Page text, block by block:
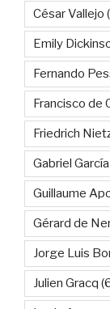
César Vallejo
Emily
Fernando
Francisco de
Friedrich
Gabriel
Guillaume
Gérard de
Jorge Luis
Julien Gracq